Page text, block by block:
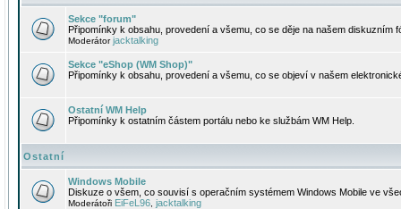
Sekce "forum"
Připomínky k obsahu, provedení a všemu, co se děje na našem diskuzním
Moderátorjacktalking
Sekce "eShop (WM Shop)"
Připomínky k obsahu, provedení a všemu, co se objeví v našem
Ostatní WM Help
Připomínky k ostatním částem portálu nebo ke službám WM Help.
Ostatní
Windows Mobile
Diskuze o všem, co souvisí s operačním systémem Windows Mobile ve
Moderátoři EiFeL96 jacktalking